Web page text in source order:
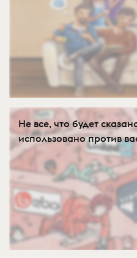
Не все, что будет
использовано против